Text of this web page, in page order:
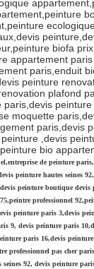
biofa
appartement
paris,enduit
peinture
plafond
moquette
paris,devis
,devis
bio
de peinture
peinture hautes seines
peinture boutique devis
professionnel
peinture paris 3,devis
9, devis peinture paris
paris 16,devis
professionnel pas cher
seines 92, devis peinture